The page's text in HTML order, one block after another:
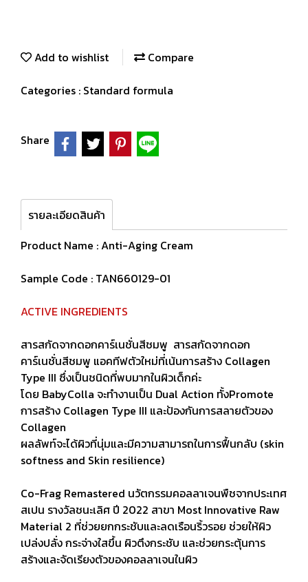
Add to wishlist
Compare
Categories : Standard formula
Share
รายละเอียดสินค้า
Product Name : Anti-Aging Cream
Sample Code : TAN660129-01
ACTIVE INGREDIENTS
สารสกัดจากดอกคาร์เนชั่นสีชมพู สารสกัดจากดอก
คาร์เนชั่นสีชมพู แอคทีฟตัวใหม่ที่เน้นการสร้าง Collagen
Type III ซึ่งเป็นชนิดที่พบมากในผิวเด็กค่ะ
โดย BabyColla จะทำงานเป็น Dual Action ทั้งPromote
การสร้าง Collagen Type III และป้องกันการสลายตัวของ
Collagen
ผลลัพท์จะได้ผิวที่นุ่มและมีความสามารถในการฟื้นกลับ (skin
softness and Skin resilience)
Co-Frag Remastered นวัตกรรมคอลลาเจนพืชจากประเทศ
สเปน รางวัลชนะเลิศ ปี 2022 สาขา Most Innovative Raw
Material 2 ที่ช่วยยกกระชับและลดเรือนริ้วรอย ช่วยให้ผิว
เปล่งปลั่ง กระจ่างใสขึ้น ผิวตึงกระชับ และช่วยกระตุ้นการ
สร้างและจัดเรียงตัวของคอลลาเจนในผิว